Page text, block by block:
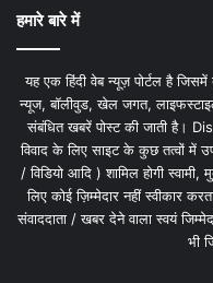
हमारे बारे में
यह एक हिंदी वेब न्यूज़ पोर्टल है
न्यूज, बॉलीवुड, खेल जगत,
संबंधित खबरें पोस्ट की जाती है।
विवाद के लिए साइट के कुछ तत्वों में
/ विडियो आदि ) शामिल होगी
लिए कोई ज़िम्मेदार नहीं स्वीकार
संवाददाता / खबर देने वाला स्वयं
भी